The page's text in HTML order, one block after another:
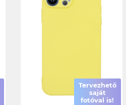
Tervezhető
saját
fotóval is!